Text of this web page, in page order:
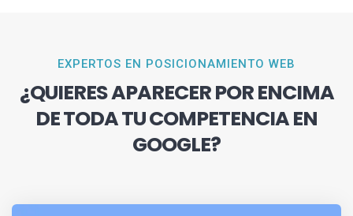
EXPERTOS EN POSICIONAMIENTO WEB
¿QUIERES APARECER POR ENCIMA
DE TODA TU COMPETENCIA EN
GOOGLE?